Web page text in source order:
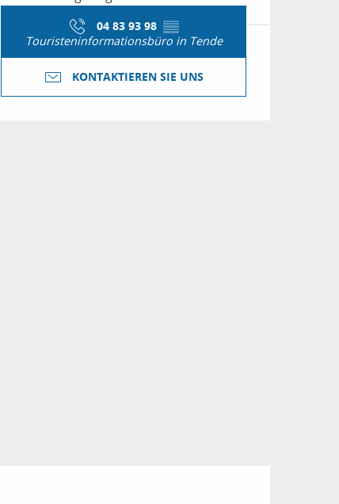
04 83 93 98 ▒▒
Touristeninformationsbüro in Tende
KONTAKTIEREN SIE UNS